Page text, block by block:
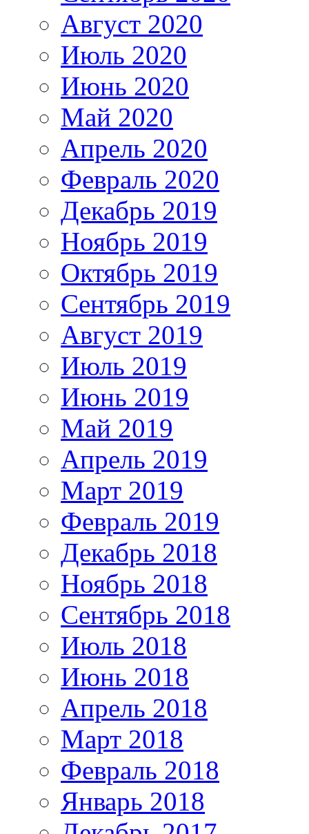
Август 2020
Июль 2020
Июнь 2020
Май 2020
Апрель 2020
Февраль 2020
Декабрь 2019
Ноябрь 2019
Октябрь 2019
Сентябрь 2019
Август 2019
Июль 2019
Июнь 2019
Май 2019
Апрель 2019
Март 2019
Февраль 2019
Декабрь 2018
Ноябрь 2018
Сентябрь 2018
Июль 2018
Июнь 2018
Апрель 2018
Март 2018
Февраль 2018
Январь 2018